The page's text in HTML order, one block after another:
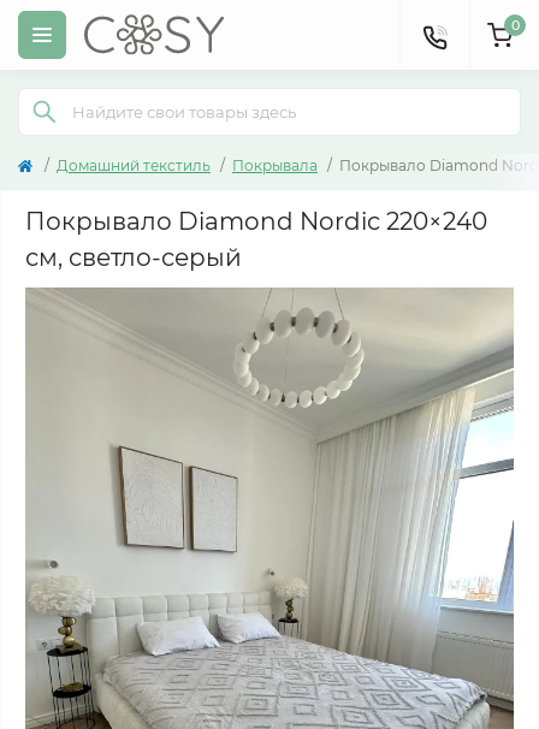
0
Домашний текстиль Покрывала Покрывало Diamond
Покрывало Diamond Nordic 220×240
см, светло-серый